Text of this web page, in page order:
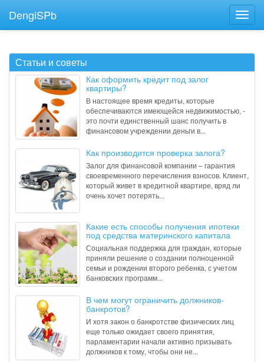
DengiSPb
Статьи и советы
Как оформить кредит под залог
квартиры?
В настоящее время кредиты, которые
обеспечиваются имеющейся недвижимостью, -
это почти единственный шанс получить в
финансовом учреждении деньги в...
Как производится проверка залога?
Залог для финансовой компании – гарантия
своевременного перечисления взносов. Клиент,
который живет в кредитной квартире, вряд ли
очень хочет потерять...
Какие есть способы получения ипотеки
под средства материнского капитала
Социальная поддержка для граждан, которые
приняли решение о создании полноценной
семьи и рождении второго ребенка, с учетом
банковских программ...
В чем могут ограничить должников-
банкротов?
И хотя закон о банкротстве физических лиц
еще только ожидает своего принятия,
парламентарии начали активно призывать
должников к тому, чтобы они не...